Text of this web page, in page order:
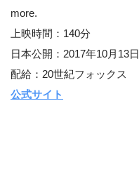
more.
上映時間：140分
日本公開：2017年10月13日
配給：20世紀フォックス
公式サイト